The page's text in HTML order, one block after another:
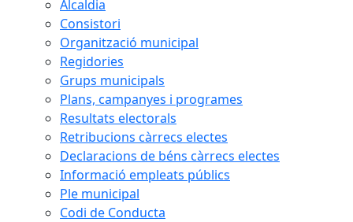
Alcaldia
Consistori
Organització municipal
Regidories
Grups municipals
Plans, campanyes i programes
Resultats electorals
Retribucions càrrecs electes
Declaracions de béns càrrecs electes
Informació empleats públics
Ple municipal
Codi de Conducta